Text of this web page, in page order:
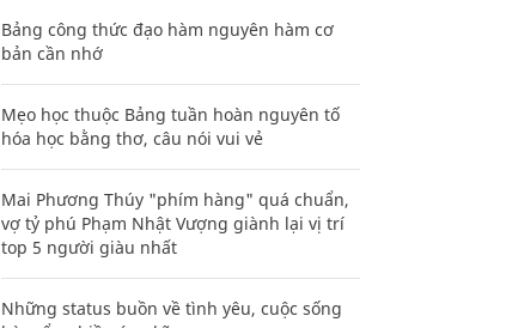
Bảng công thức đạo hàm nguyên hàm cơ
bản cần nhớ
Mẹo học thuộc Bảng tuần hoàn nguyên tố
hóa học bằng thơ, câu nói vui vẻ
Mai Phương Thúy "phím hàng" quá chuẩn,
vợ tỷ phú Phạm Nhật Vượng giành lại vị trí
top 5 người giàu nhất
Những status buồn về tình yêu, cuộc sống